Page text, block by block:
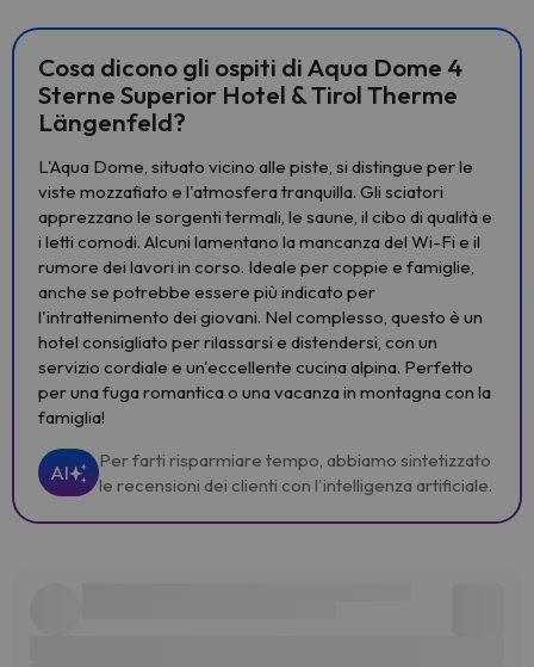
Cosa dicono gli ospiti di Aqua Dome 4
Sterne Superior Hotel & Tirol Therme
Längenfeld?
L'Aqua Dome, situato vicino alle piste, si distingue per le
viste mozzafiato e l'atmosfera tranquilla. Gli sciatori
apprezzano le sorgenti termali, le saune, il cibo di qualità e
i letti comodi. Alcuni lamentano la mancanza del Wi-Fi e il
rumore dei lavori in corso. Ideale per coppie e famiglie,
anche se potrebbe essere più indicato per
l'intrattenimento dei giovani. Nel complesso, questo è un
hotel consigliato per rilassarsi e distendersi, con un
servizio cordiale e un'eccellente cucina alpina. Perfetto
per una fuga romantica o una vacanza in montagna con la
famiglia!
AI
Per farti risparmiare tempo, abbiamo sintetizzato
le recensioni dei clienti con l'intelligenza artificiale.